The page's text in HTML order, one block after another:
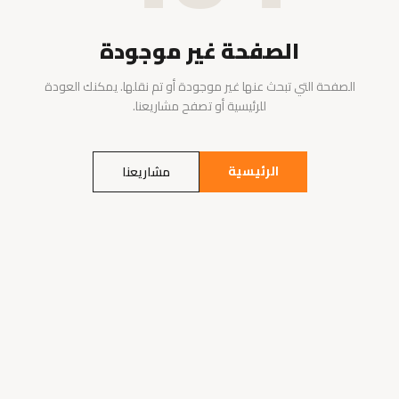
الصفحة غير موجودة
الصفحة التي تبحث عنها غير موجودة أو تم نقلها. يمكنك العودة
للرئيسية أو تصفح مشاريعنا.
الرئيسية مشاريعنا